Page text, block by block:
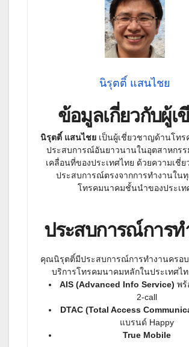
นิรุตติ์ แสนไชย
ข้อมูลเกี่ยวกับผู้เ
นิรุตติ์ แสนไชย เป็นผู้เชี่ยวชาญด้านโท
ประสบการณ์อันยาวนานในอุตสาหกร
เคลื่อนที่ของประเทศไทย ด้วยความเชี่
ประสบการณ์ตรงจากการทำงานใน
โทรคมนาคมชั้นนำของประเท
ประสบการณ์การท
คุณนิรุตติ์มีประสบการณ์การทำงานครอ
บริการโทรคมนาคมหลักในประเทศไ
AIS (Advanced Info Service) พร้
2-call
DTAC (Total Access
แบรนด์ Happy
True Mobile